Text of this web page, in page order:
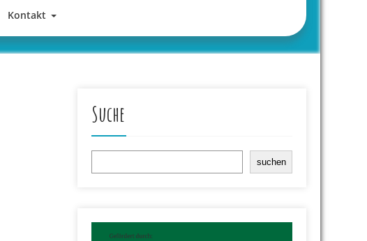
Kontakt
Suche
suchen